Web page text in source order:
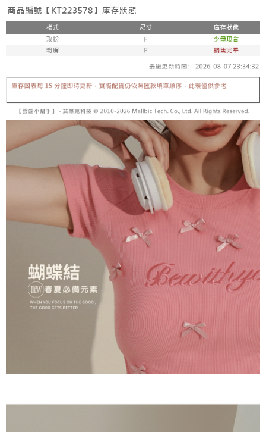
合、注文は自動的にキャンセルされます。「転専審査」に未通過の状況が
発生した場合は、システムの評価基準に達していないことを意味し、評価
内容についての説明はいたしかねます。
1. 分割払いの金額は電信請求書に統合されず、「OP Pay Later」は毎月の
締め日後に支払いリマインダーのSMSを送信します。
2. SMSのリンクを通じて請求書を開いた後、「コンビニバーコード／台湾
大直営店舗／銀行振込／街口支払い／iPASS MONEY」などのチャネルで
支払いを選択できます。
【注意事項】
1. 本サービスは「台湾大哥大株式会社」（以下「当社」といいます）によ
って提供され、ユーザーが取引時に本サービスを通じて商品やサービスを
購入できるようにし、店舗が売買／分割払い売買の債権を当社に譲渡した
後、契約に基づいて当社の請求書で帳款を支払うことになります。
2. 「OP Pay Later」を利用する契約関係の目的から、店舗はあなたの個人
情報（名前、電話または住所を含む）を台湾大哥大に提供し、収集、処理
および利用するために、当社があなた本人と分割請求書に必要な情報の確
認、照合および修正を行います。
3. 完全なユーザーサービス規約については、以下のリンクを参照してくだ
https://oppay.tw/userRule
4.ご注文が完了すると、携帯に支払い通知のSMSが届きます。アプリ会員
の場合は、AFTEE アプリプッシュ通知が届きます。
5.商品受け取り時のお支払いは不要です。商品を確かめてから、SMSまた
はアプリの通知に従って、4大コンビニ、またはATM/オンラインバンキン
グでお支払いください。
リをダウンロードして AFTEE 会員になるとお支払い期限を最長 45 日以内
お支払期限は、ショップが請求した期日と、AFTEEで延長できる日数をも
とに計算されます。AFTEEで注文すると、商品を受け取るまで支払い期限
を延長できますが、商品を期限内に受け取れない場合があります（例：予
約商品や商品到着日が比較的遅い商品）。そのため、商品到着の有無に関
わらず、AFTEEで指定された期限内にお支払いください。
二、支払い限度額
1.初回 AFTEEを ご利用の際に、認証結果及び当社の審査の結果に基づ
き、限度額が設定されます。
2.決済金額は最低NT$20です。
3.現在、台湾の会員のみご利用いただけます。
三、利用規約「AFTEE代金後払い」（以下当サービスという）はネットプ
ロテクションズ（以下 AFTEE という）が提供し、AFTEEが代金を徴収し
ます。当サービスご利用の際に提供しなければならない個人情報（注文者
の氏名、電話番号、受取人の氏名、電話番号、受取人住所を含むがこれに
限らない）は、AFTEEに渡され当サービスで必要な範囲内で利用されま
す。AFTEEの個人情報の収集、処理、利用について、詳細はAFTEE公式ホ
ームページの『個人情報の収集、処理及び利用に関する声明』をご参照く
https://aftee.tw/privacypolicy/ ）。
AFTEEの初回ご利用の際に、審査を通過すれば、最高額がNT$10,000にな
ります。支払い期限を過ぎた場合、その金額に基づいて年利20%の遅延滞
納金が加算されます。未成年の利用者は、事前に法定代理人または後見人
の同意を得ればAFTEEをご利用いただけます。
行使したい場合は、ネットプロテクションズcs_tw@netprotections.co.jp
にご連絡ください。上記に示した個人情報を、必要な購入注文書とあわせ
てAFTEEにご提供いただく、またはAFTEEにあなたの個人情報の収集、処
付款後全家取貨
配送毎にNT$60、NT$1,600以上で送料無料
已關閉，請勿下單
已關閉，請勿下單(付取)
配送毎にNT$10,000
7-11取貨付款
配送毎にNT$60、NT$1,800以上で送料無料
付款後7-11取貨
配送毎にNT$60、NT$1,600以上で送料無料
配送毎にNT$100、NT$2,500以上で送料無料
國家/地區配送 送料を確認